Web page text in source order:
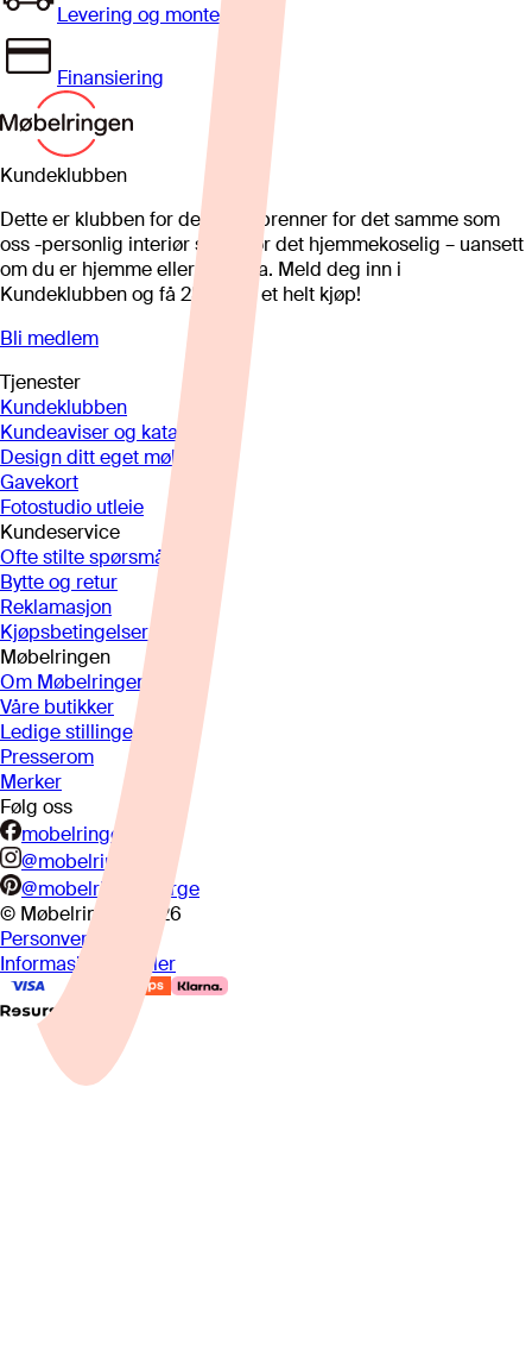
Levering og montering
Finansiering
Kundeklubben
Dette er klubben for deg som brenner for det samme som
oss -personlig interiør som gjør det hjemmekoselig – uansett
om du er hjemme eller på hytta. Meld deg inn i
Kundeklubben og få 25%* på et helt kjøp!
Bli medlem
Tjenester
Kundeklubben
Kundeaviser og kataloger
Design ditt eget møbel
Gavekort
Fotostudio utleie
Kundeservice
Ofte stilte spørsmål
Bytte og retur
Reklamasjon
Kjøpsbetingelser
Møbelringen
Om Møbelringen
Våre butikker
Ledige stillinger
Presserom
Merker
Følg oss
mobelringen.no
@mobelringen
@mobelringennorge
© Møbelringen
2026
Personvern
Informasjonskapsler